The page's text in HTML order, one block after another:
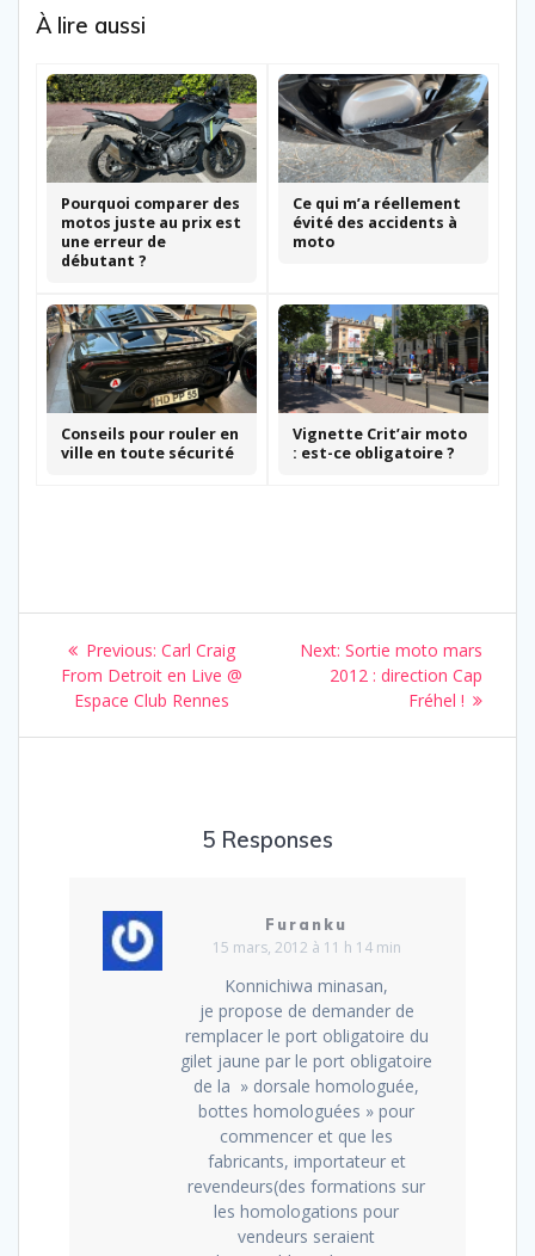
À lire aussi
Pourquoi comparer des
motos juste au prix est
une erreur de
débutant ?
Ce qui m’a réellement
évité des accidents à
moto
Conseils pour rouler en
ville en toute sécurité
Vignette Crit’air moto
: est-ce obligatoire ?
Navigation
l’article
Previous: Previous
post:
Carl Craig
From Detroit en Live @
Espace Club Rennes
Next: Next
post:
Sortie moto mars
2012 : direction Cap
Fréhel !
5 Responses
Furanku
15 mars, 2012 à 11 h 14 min
Konnichiwa minasan,
je propose de demander de
remplacer le port obligatoire du
gilet jaune par le port obligatoire
de la » dorsale homologuée,
bottes homologuées » pour
commencer et que les
fabricants, importateur et
revendeurs(des formations sur
les homologations pour
vendeurs seraient